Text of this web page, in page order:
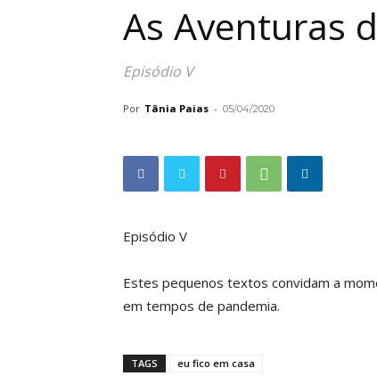
As Aventuras
Episódio V
Por Tânia Paias - 05/04/2020
Episódio V
Estes pequenos textos convidam a
em tempos de pandemia.
TAGS eu fico em casa